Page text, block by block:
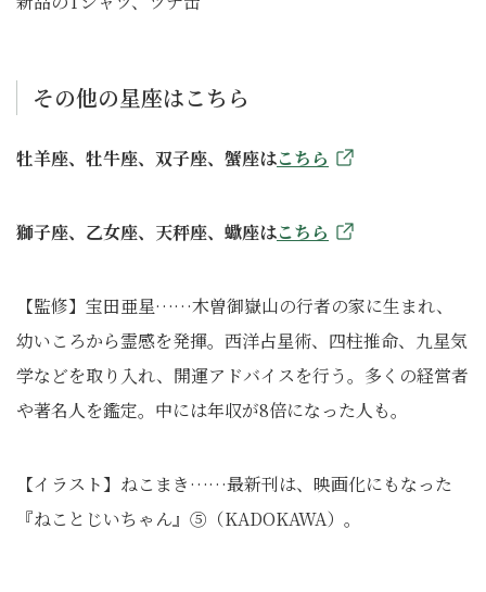
その他の星座はこちら
牡羊座、牡牛座、双子座、蟹座はこちら
獅子座、乙女座、天秤座、蠍座はこちら
【監修】宝田亜星……木曽御嶽山の行者の家に生まれ、
幼いころから霊感を発揮。西洋占星術、四柱推命、九星気
学などを取り入れ、開運アドバイスを行う。多くの経営者
や著名人を鑑定。中には年収が8倍になった人も。
【イラスト】ねこまき……最新刊は、映画化にもなった
『ねことじいちゃん』⑤（KADOKAWA）。